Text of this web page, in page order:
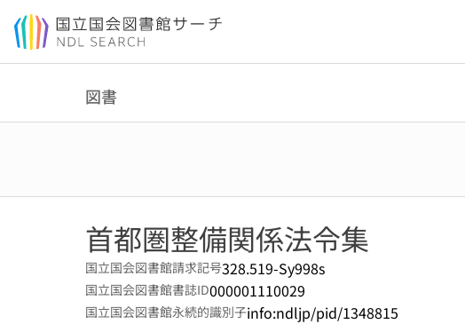
本文へ移動
図書
首都圏整備関係法令集
国立国会図書館請求記号328.519-Sy998s
国立国会図書館書誌ID000001110029
国立国会図書館永続的識別子info:ndljp/pid/1348815